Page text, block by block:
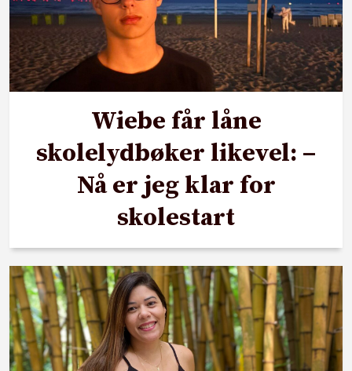
Wiebe får låne
skolelydbøker likevel: –
Nå er jeg klar for
skolestart